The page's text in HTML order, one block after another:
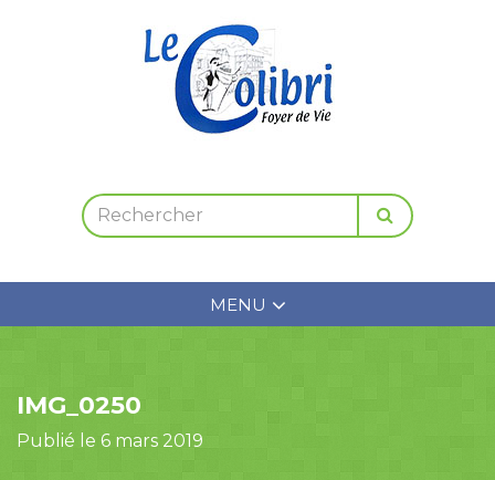
MENU
IMG_0250
Publié le 6 mars 2019